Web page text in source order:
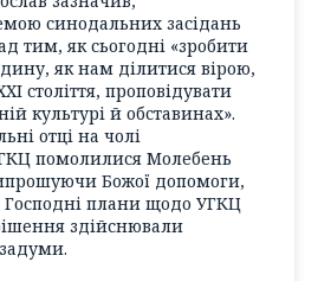
синодальних засідань
тим, як сьогодні «зробити
як нам ділитися вірою,
століття, проповідувати
культурі й обставинах».
отці на чолі
помолилися Молебень
Божої допомоги,
плани щодо УГКЦ
здійснювали